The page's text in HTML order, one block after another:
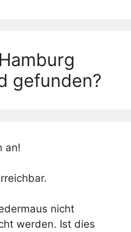
gefunden?
an!
nicht
werden. Ist dies